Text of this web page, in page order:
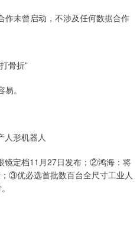
作未曾启动，不涉及任何数据合作
骨折”
。
人形机器人
镜定档11月27日发布；②鸿海：将
③优必选首批数百台全尺寸工业人